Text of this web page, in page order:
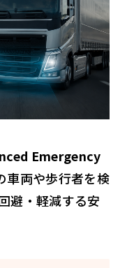
Emergency
車両や歩行者を検
避・軽減する安